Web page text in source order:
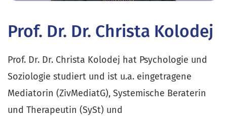
Prof. Dr. Dr. Christa Kolodej
Prof. Dr. Dr. Christa Kolodej hat Psychologie und
Soziologie studiert und ist u.a. eingetragene
Mediatorin (ZivMediatG), Systemische Beraterin
und Therapeutin (SySt) und